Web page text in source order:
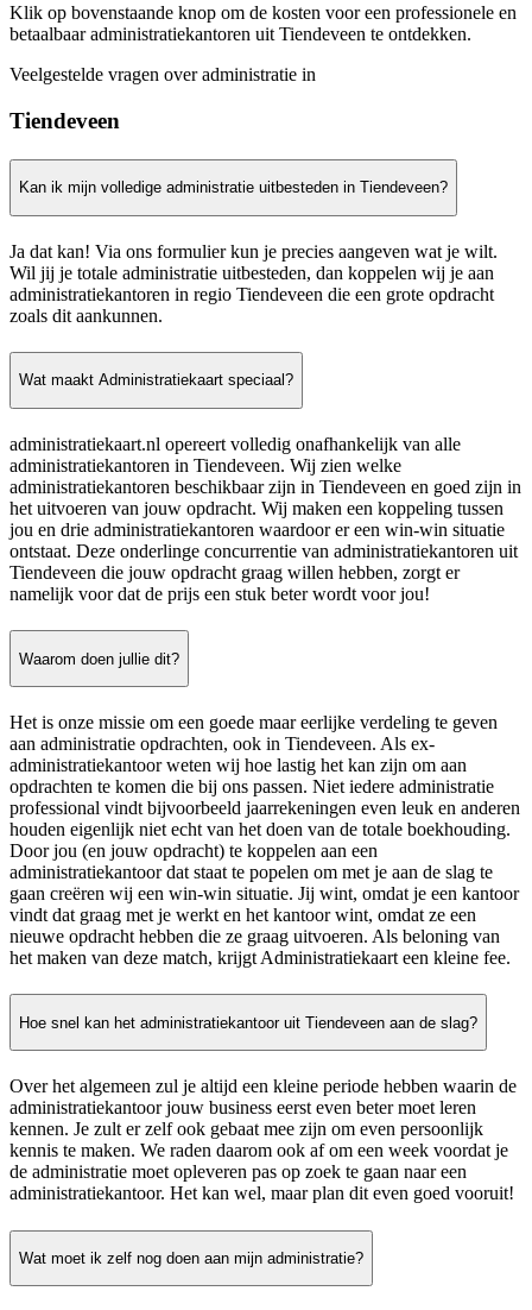
Klik op bovenstaande knop om de kosten voor een professionele en
betaalbaar administratiekantoren uit Tiendeveen te ontdekken.
Veelgestelde vragen over administratie in
Tiendeveen
Kan ik mijn volledige administratie uitbesteden in Tiendeveen?
Ja dat kan! Via ons formulier kun je precies aangeven wat je wilt.
Wil jij je totale administratie uitbesteden, dan koppelen wij je aan
administratiekantoren in regio Tiendeveen die een grote opdracht
zoals dit aankunnen.
Wat maakt Administratiekaart speciaal?
administratiekaart.nl opereert volledig onafhankelijk van alle
administratiekantoren in Tiendeveen. Wij zien welke
administratiekantoren beschikbaar zijn in Tiendeveen en goed zijn in
het uitvoeren van jouw opdracht. Wij maken een koppeling tussen
jou en drie administratiekantoren waardoor er een win-win situatie
ontstaat. Deze onderlinge concurrentie van administratiekantoren uit
Tiendeveen die jouw opdracht graag willen hebben, zorgt er
namelijk voor dat de prijs een stuk beter wordt voor jou!
Waarom doen jullie dit?
Het is onze missie om een goede maar eerlijke verdeling te geven
aan administratie opdrachten, ook in Tiendeveen. Als ex-
administratiekantoor weten wij hoe lastig het kan zijn om aan
opdrachten te komen die bij ons passen. Niet iedere administratie
professional vindt bijvoorbeeld jaarrekeningen even leuk en anderen
houden eigenlijk niet echt van het doen van de totale boekhouding.
Door jou (en jouw opdracht) te koppelen aan een
administratiekantoor dat staat te popelen om met je aan de slag te
gaan creëren wij een win-win situatie. Jij wint, omdat je een kantoor
vindt dat graag met je werkt en het kantoor wint, omdat ze een
nieuwe opdracht hebben die ze graag uitvoeren. Als beloning van
het maken van deze match, krijgt Administratiekaart een kleine fee.
Hoe snel kan het administratiekantoor uit Tiendeveen aan de slag?
Over het algemeen zul je altijd een kleine periode hebben waarin de
administratiekantoor jouw business eerst even beter moet leren
kennen. Je zult er zelf ook gebaat mee zijn om even persoonlijk
kennis te maken. We raden daarom ook af om een week voordat je
de administratie moet opleveren pas op zoek te gaan naar een
administratiekantoor. Het kan wel, maar plan dit even goed vooruit!
Wat moet ik zelf nog doen aan mijn administratie?